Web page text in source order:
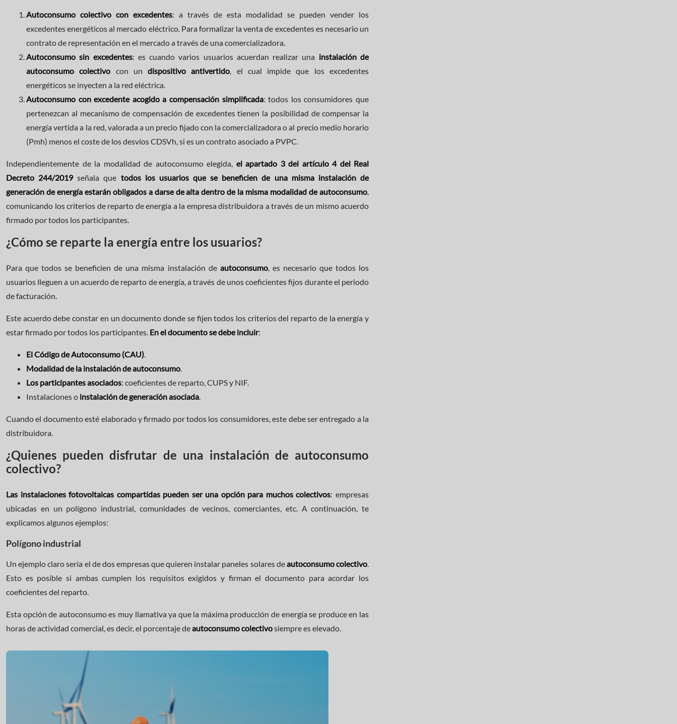
Autoconsumo colectivo con excedentes: a través de esta modalidad se pueden vender los
excedentes energéticos al mercado eléctrico. Para formalizar la venta de excedentes es necesario un
contrato de representación en el mercado a través de una comercializadora.
Autoconsumo sin excedentes: es cuando varios usuarios acuerdan realizar una instalación de
autoconsumo colectivo con undispositivo antivertido, el cual impide que los excedentes
energéticos se inyecten a la red eléctrica.
Autoconsumo con excedente acogido a compensación simplificada: todos los consumidores que
pertenezcan al mecanismo de compensación de excedentes tienen la posibilidad de compensar la
energía vertida a la red, valorada a un precio fijado con la comercializadora o al precio medio horario
(Pmh) menos el coste de los desvíos CDSVh, si es un contrato asociado a PVPC.
Independientemente de la modalidad de autoconsumo elegida, el apartado 3 del artículo 4 del Real
Decreto 244/2019señala que todos los usuarios que se beneficien de una misma instalación de
generación de energía estarán obligados a darse de alta dentro de la misma modalidad de autoconsumo,
comunicando los criterios de reparto de energía a la empresa distribuidora a través de un mismo acuerdo
firmado por todos los participantes.
¿Cómo se reparte la energía entre los usuarios?
Para que todos se beneficien de una misma instalación de autoconsumo, es necesario que todos los
usuarios lleguen a un acuerdo de reparto de energía, a través de unos coeficientes fijos durante el periodo
de facturación.
Este acuerdo debe constar en un documento donde se fijen todos los criterios del reparto de la energía y
estar firmado por todos los participantes. En el documento se debe incluir:
El Código de Autoconsumo (CAU).
Modalidad de la instalación de autoconsumo.
Los participantes asociados: coeficientes de reparto, CUPS y NIF.
Instalaciones o instalación de generación asociada.
Cuando el documento esté elaborado y firmado por todos los consumidores, este debe ser entregado a la
distribuidora.
¿Quienes pueden disfrutar de una instalación de autoconsumo
colectivo?
Las instalaciones fotovoltaicas compartidas pueden ser una opción para muchos colectivos: empresas
ubicadas en un polígono industrial, comunidades de vecinos, comerciantes, etc. A continuación, te
explicamos algunos ejemplos:
Polígono industrial
Un ejemplo claro sería el de dos empresas que quieren instalar paneles solares deautoconsumo colectivo.
Esto es posible si ambas cumplen los requisitos exigidos y firman el documento para acordar los
coeficientes del reparto.
Esta opción de autoconsumo es muy llamativa ya que la máxima producción de energía se produce en las
horas de actividad comercial, es decir, el porcentaje deautoconsumo colectivosiempre es elevado.